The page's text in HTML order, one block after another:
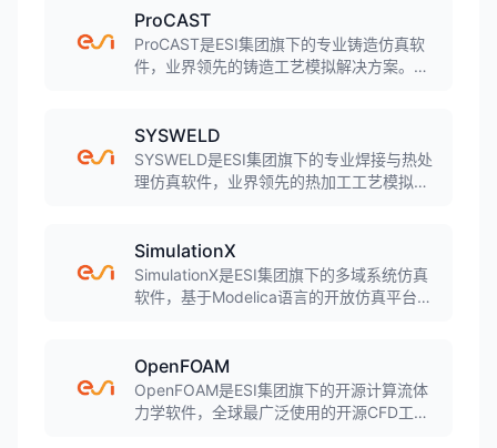
ProCAST
ProCAST是ESI集团旗下的专业铸造仿真软
件，业界领先的铸造工艺模拟解决方案。软
造、熔模铸造、连铸等，预测缩孔缩松、气
孔、裂纹、变形等缺陷。
SYSWELD
SYSWELD是ESI集团旗下的专业焊接与热处
理仿真软件，业界领先的热加工工艺模拟工
过程，预测残余应力、变形、组织变化和裂
纹等缺陷。
SimulationX
SimulationX是ESI集团旗下的多域系统仿真
软件，基于Modelica语言的开放仿真平台。
件和50多个模型库，广泛应用于机电一体化
系统设计和优化。
OpenFOAM
OpenFOAM是ESI集团旗下的开源计算流体
力学软件，全球最广泛使用的开源CFD工具